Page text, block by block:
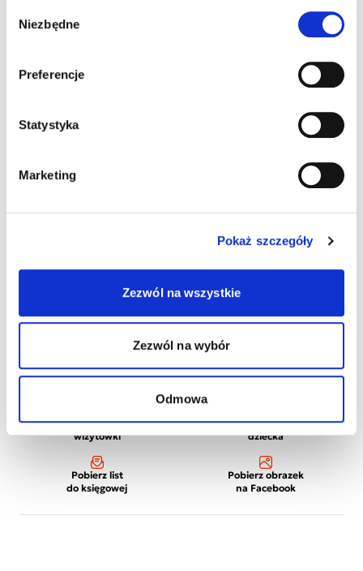
zgody
Niezbędne
Preferencje
Statystyka
Marketing
Pokaż szczegóły
Zezwól na wszystkie
Zezwól na wybór
Odmowa
Wydrukuj
wizytówki
Wydrukuj plakat
dziecka
Pobierz list
do księgowej
Pobierz obrazek
na Facebook